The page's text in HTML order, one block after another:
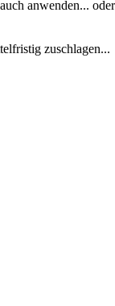
anwenden...
zuschlagen...